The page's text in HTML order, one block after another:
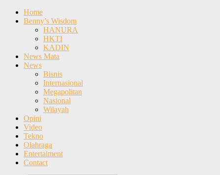
Home
Benny’s Wisdom
HANURA
HKTI
KADIN
News Mata
News
Bisnis
Internasional
Megapolitan
Nasional
Wilayah
Opini
Video
Tekno
Olahraga
Entertaiment
Contact